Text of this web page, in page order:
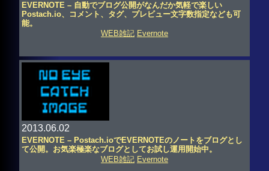
EVERNOTE – 自動でブログ公開がなんだか気軽で楽しい
Postach.io、コメント、タグ、プレビュー文字数指定なども可
能。
WEB雑記 Evernote
2013.06.02
EVERNOTE – Postach.ioでEVERNOTEのノートをブログとし
て公開。お気楽極楽なブログとしてお試し運用開始中。
WEB雑記 Evernote